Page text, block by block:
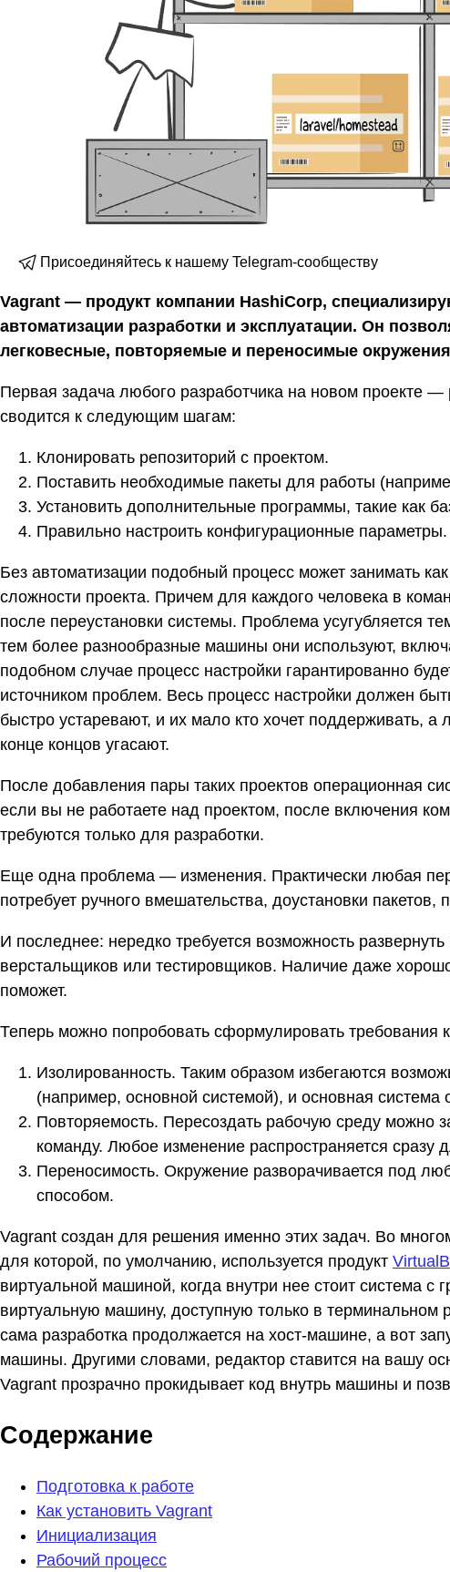
Присоединяйтесь к нашему Telegram-сообществу
Vagrant — продукт компании HashiCorp,
автоматизации разработки и эксплуатации. Он
легковесные, повторяемые и переносимые
Первая задача любого разработчика на новом проекте —
сводится к следующим шагам:
Клонировать репозиторий с проектом.
Поставить необходимые пакеты для работы
Установить дополнительные программы, такие как
Правильно настроить конфигурационные параметры.
Без автоматизации подобный процесс может занимать
сложности проекта. Причем для каждого человека в
после переустановки системы. Проблема усугубляется
тем более разнообразные машины они используют,
подобном случае процесс настройки гарантированно
источником проблем. Весь процесс настройки должен
быстро устаревают, и их мало кто хочет поддерживать,
конце концов угасают.
После добавления пары таких проектов операционная
если вы не работаете над проектом, после включения
требуются только для разработки.
Еще одна проблема — изменения. Практически любая
потребует ручного вмешательства, доустановки
И последнее: нередко требуется возможность
верстальщиков или тестировщиков. Наличие даже
поможет.
Теперь можно попробовать сформулировать требования
Изолированность. Таким образом избегаются
(например, основной системой), и основная система
Повторяемость. Пересоздать рабочую среду можно
команду. Любое изменение распространяется сразу
Переносимость. Окружение разворачивается под
способом.
Vagrant создан для решения именно этих задач. Во
для которой, по умолчанию, используется продукт
виртуальной машиной, когда внутри нее стоит система с
виртуальную машину, доступную только в терминальном
сама разработка продолжается на хост-машине, а вот
машины. Другими словами, редактор ставится на вашу
Vagrant прозрачно прокидывает код внутрь машины и
Содержание
Подготовка к работе
Как установить Vagrant
Инициализация
Рабочий процесс